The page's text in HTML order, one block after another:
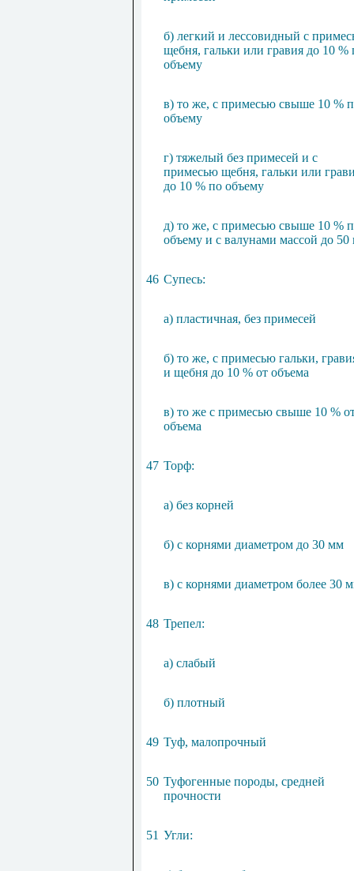
б) легкий и лессовидный с
щебня, гальки или гравия до 10 %
объему
в) то же, с примесью свыше 10 %
объему
г) тяжелый без примесей и с
примесью щебня, гальки или
до 10 % по объему
д) то же, с примесью свыше 10 %
объему и с валунами массой до 50
46 Супесь:
а) пластичная, без примесей
б) то же, с примесью гальки,
и щебня до 10 % от объема
в) то же с примесью свыше 10 %
объема
47 Торф:
а) без корней
б) с корнями диаметром до 30 мм
в) с корнями диаметром более 30
48 Трепел:
а) слабый
б) плотный
49 Туф, малопрочный
50 Туфогенные породы, средней
прочности
51 Угли: